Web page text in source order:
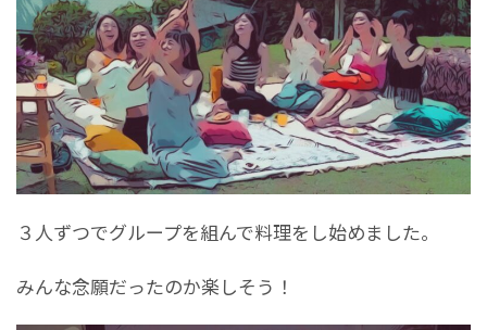
３人ずつでグループを組んで料理をし始めました。
みんな念願だったのか楽しそう！